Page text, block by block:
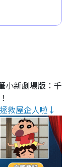
小新劇場版：千
救屋企人啦↓